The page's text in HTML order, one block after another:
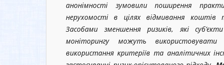
анонімності зумовили поширення
нерухомості в цілях відмивання коштів
Засобами зменшення ризиків, які
моніторингу можуть
використання критеріїв та аналітичних